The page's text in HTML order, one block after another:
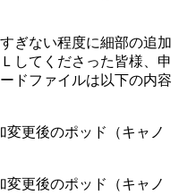
ぎない程度に細部の追加
してくださった皆様、申
ドファイルは以下の内容
更後のポッド（キャノ
更後のポッド（キャノ